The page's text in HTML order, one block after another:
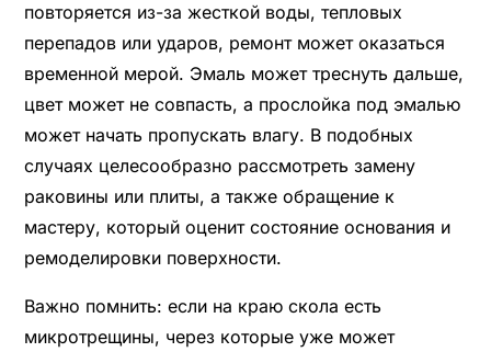
повторяется из-за жесткой воды, тепловых
перепадов или ударов, ремонт может оказаться
временной мерой. Эмаль может треснуть дальше,
цвет может не совпасть, а прослойка под эмалью
может начать пропускать влагу. В подобных
случаях целесообразно рассмотреть замену
раковины или плиты, а также обращение к
мастеру, который оценит состояние основания и
ремоделировки поверхности.
Важно помнить: если на краю скола есть
микротрещины, через которые уже может